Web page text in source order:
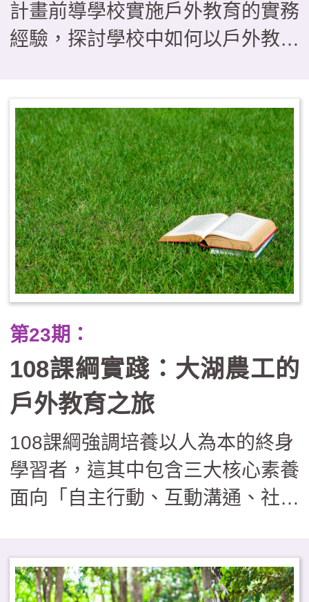
計畫前導學校實施戶外教育的實務
經驗，探討學校中如何以戶外教育
「校外教學」轉型為具備學習與評
量的「課程教學」型態。研究歸納
出三種課程模組，分別是帶狀式、
融入式及活動式，供學校依現況運
用參考，其中也指出戶外教育若要
順利實施，須有行政後盾、教師社
群、資源整合及家長支持等四大推
課程複雜須安排、經費繁瑣須核
銷、安全管理具風險等實務操作的
挑戰，因此如欲實施戶外教育學
校，可視學校現況採循序漸進的發
展路徑，由單次活動漸漸邁向校本
特色課程，逐步建構出完善的支持
系統，邁向具深度內涵的課程型
未來的能力。
第23期：
108課綱實踐：大湖農工的
戶外教育之旅
108課綱強調培養以人為本的終身
學習者，這其中包含三大核心素養
面向「自主行動、互動溝通、社會
一種學習方式，也是體現108課綱
精神的最佳教學實踐方式。大湖農